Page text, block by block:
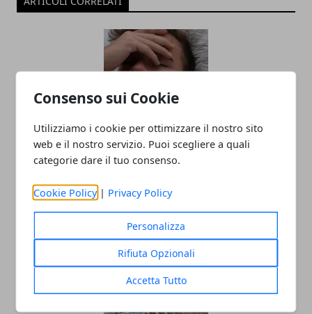
Consenso sui Cookie
Utilizziamo i cookie per ottimizzare il nostro sito
web e il nostro servizio. Puoi scegliere a quali
categorie dare il tuo consenso.
Cookie Policy | Privacy Policy
Personalizza
Rifiuta Opzionali
Accetta Tutto
Come misurare la febbre senza
riconoscere i segnali e valutare con
precisione
09/01/2026